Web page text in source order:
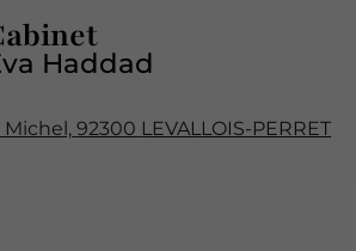
Haddad
Michel, 92300 LEVALLOIS-PERRET